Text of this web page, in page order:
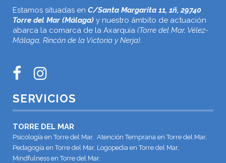
Estamos situadas en C/Santa Margarita 11, 1ñ, 29740
Torre del Mar (Málaga) y nuestro ámbito de actuación
abarca la comarca de la Axarquía (Torre del Mar, Vélez-
Málaga, Rincón de la Victoria y Nerja).
SERVICIOS
TORRE DEL MAR
Psicología en Torre del Mar, Atención Temprana en Torre del Mar,
Pedagogía en Torre del Mar, Logopedia en Torre del Mar,
Mindfulness en Torre del Mar.